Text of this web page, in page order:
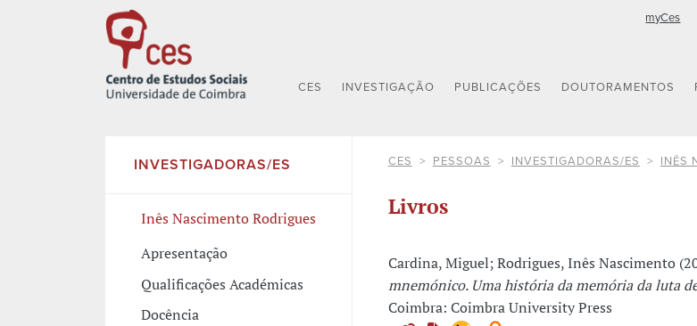
myCes
CES INVESTIGAÇÃO PUBLICAÇÕES DOUTORAMENTOS
INVESTIGADORAS/ES
Inês Nascimento Rodrigues
Apresentação
Qualificações Académicas
Docência
CES PESSOAS INVESTIGADORAS/ES INÊS
Livros
Cardina, Miguel; Rodrigues, Inês Nascimento
mnemónico. Uma história da memória da luta
Coimbra: Coimbra University Press